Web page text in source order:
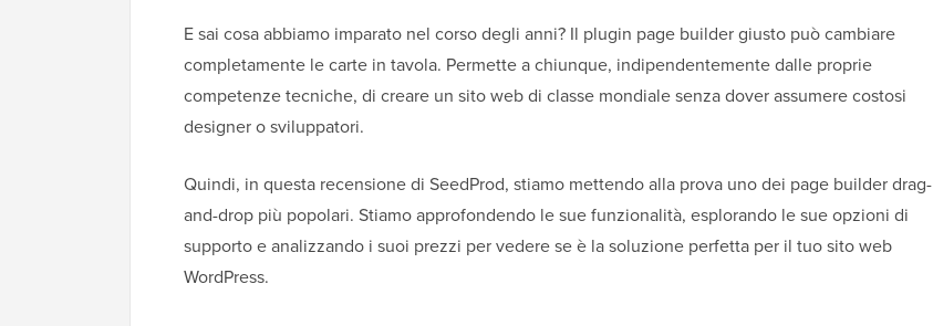
E sai cosa abbiamo imparato nel corso degli anni? Il plugin page builder giusto può cambiare
completamente le carte in tavola. Permette a chiunque, indipendentemente dalle proprie
competenze tecniche, di creare un sito web di classe mondiale senza dover assumere costosi
designer o sviluppatori.
Quindi, in questa recensione di SeedProd, stiamo mettendo alla prova uno dei page builder drag-
and-drop più popolari. Stiamo approfondendo le sue funzionalità, esplorando le sue opzioni di
supporto e analizzando i suoi prezzi per vedere se è la soluzione perfetta per il tuo sito web
WordPress.